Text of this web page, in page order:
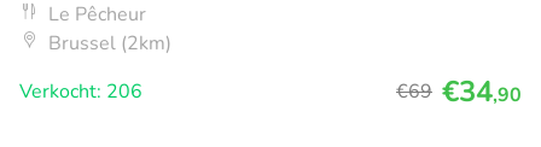
Le Pêcheur
Brussel (2km)
Verkocht: 206
€69 €34,90